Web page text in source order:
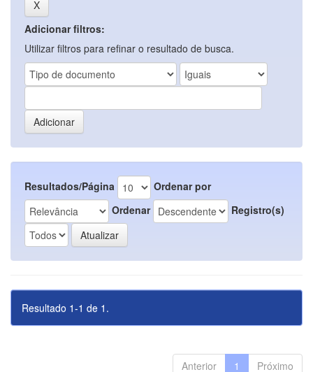
Adicionar filtros:
Utilizar filtros para refinar o resultado de busca.
Resultados/Página
Ordenar por
Ordenar
Registro(s)
Resultado 1-1 de 1.
Anterior 1 Próximo